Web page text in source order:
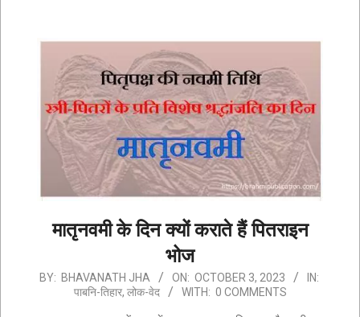
मातृनवमी के दिन क्यों कराते हैं पितराइन
भोज
2023-
BY: BHAVANATH JHA ON: OCTOBER 3, 2023
IN:
पाबनि-तिहार, लोक-वेद WITH: 0 COMMENTS